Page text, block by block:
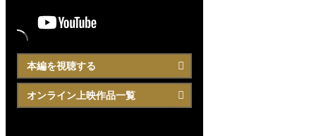
本編を視聴する
オンライン上映作品一覧